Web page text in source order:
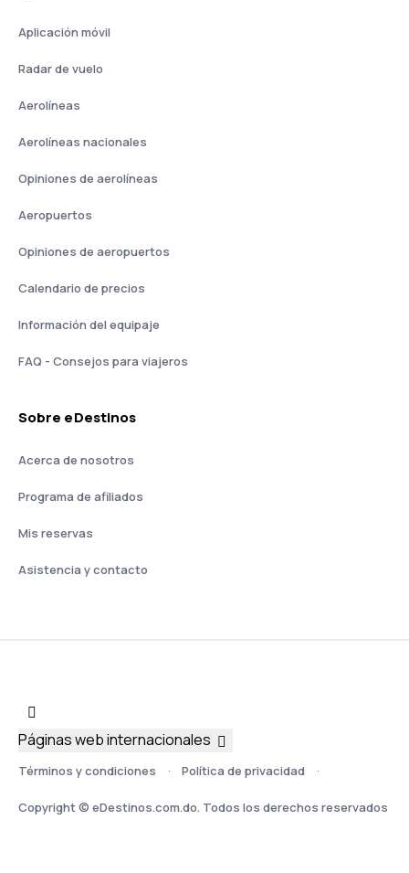
Aplicación móvil
Radar de vuelo
Aerolíneas
Aerolíneas nacionales
Opiniones de aerolíneas
Aeropuertos
Opiniones de aeropuertos
Calendario de precios
Información del equipaje
FAQ - Consejos para viajeros
Sobre eDestinos
Acerca de nosotros
Programa de afiliados
Mis reservas
Asistencia y contacto
Términos y condiciones Política de privacidad
Copyright © eDestinos.com.do. Todos los derechos reservados
Páginas web internacionales